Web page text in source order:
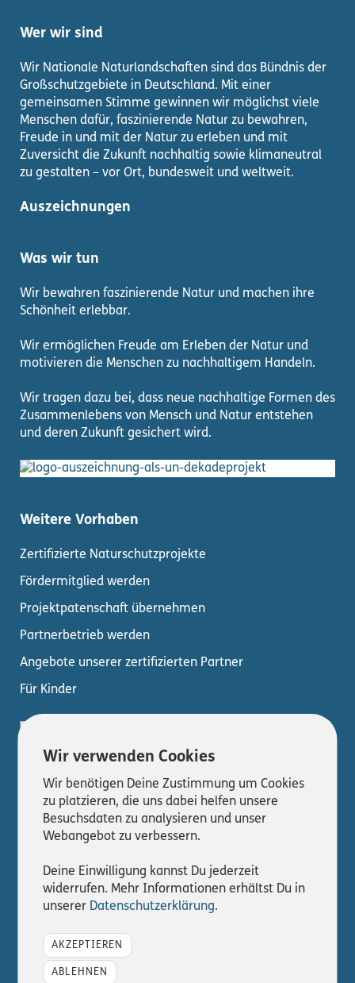
Wir verwenden Cookies
Wir benötigen Deine Zustimmung um Cookies
zu platzieren, die uns dabei helfen unsere
Besuchsdaten zu analysieren und unser
Webangebot zu verbessern.
Deine Einwilligung kannst Du jederzeit
widerrufen. Mehr Informationen erhältst Du in
unserer Datenschutzerklärung.
AKZEPTIEREN
ABLEHNEN
Wer wir sind
Wir Nationale Naturlandschaften sind das Bündnis der
Großschutzgebiete in Deutschland. Mit einer
gemeinsamen Stimme gewinnen wir möglichst viele
Menschen dafür, faszinierende Natur zu bewahren,
Freude in und mit der Natur zu erleben und mit
Zuversicht die Zukunft nachhaltig sowie klimaneutral
zu gestalten – vor Ort, bundesweit und weltweit.
Auszeichnungen
Was wir tun
Wir bewahren faszinierende Natur und machen ihre
Schönheit erlebbar.
Wir ermöglichen Freude am Erleben der Natur und
motivieren die Menschen zu nachhaltigem Handeln.
Wir tragen dazu bei, dass neue nachhaltige Formen des
Zusammenlebens von Mensch und Natur entstehen
und deren Zukunft gesichert wird.
Weitere Vorhaben
Zertifizierte Naturschutzprojekte
Fördermitglied werden
Projektpatenschaft übernehmen
Partnerbetrieb werden
Angebote unserer zertifizierten Partner
Für Kinder
Interner Bereich
Impressum
Datenschutz
Kontakt